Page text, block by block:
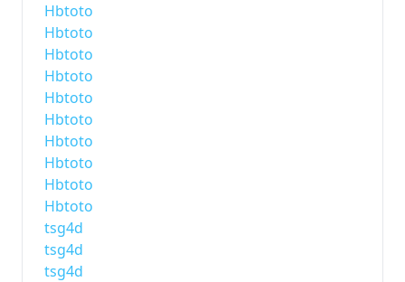
Hbtoto
Hbtoto
Hbtoto
Hbtoto
Hbtoto
Hbtoto
Hbtoto
Hbtoto
Hbtoto
Hbtoto
tsg4d
tsg4d
tsg4d